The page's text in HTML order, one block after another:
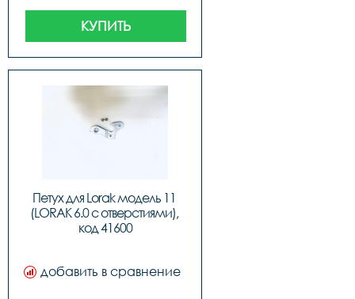
КУПИТЬ
Петух для Lorak модель 11
(LORAK 6.0 с отверстиями),
код 41600
добавить в сравнение